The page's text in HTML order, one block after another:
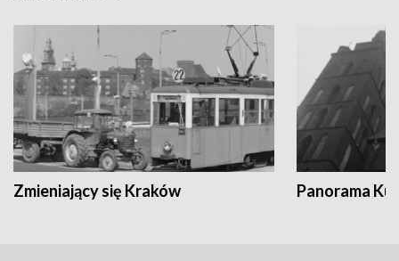
Zmieniający się Kraków Panorama